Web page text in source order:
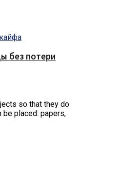
без потери
so that they do
be placed: papers,